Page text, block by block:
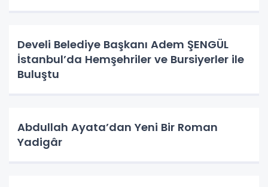
Develi Belediye Başkanı Adem ŞENGÜL
İstanbul’da Hemşehriler ve Bursiyerler ile
Buluştu
Abdullah Ayata’dan Yeni Bir Roman
Yadigâr